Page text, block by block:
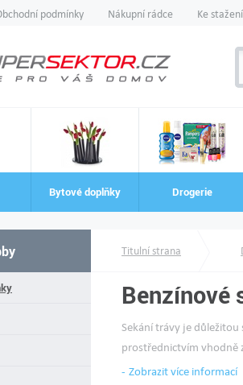
podmínky Nákupní rádce Ke stažení
Bytové doplňky Drogerie
Titulní strana
Benzínové
Sekání trávy je důležitou
prostřednictvím vhodně
Zobrazit více informací